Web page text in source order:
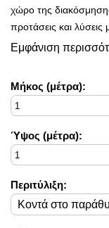
χώρο της
προτάσεις και
ασύγκριτο design,
φρέσκες ιδέες
απαιτητικούς!
Στο Decorama Home
ασύγκριτο στυλ στο
με τον πιο όμορφο
Εμφάνιση
Mήκος (μέτρα):
Ύψος (μέτρα):
Περιτύλιξη: